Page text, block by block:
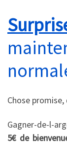
Chose promise,
Gagner-de-l-
5€ de